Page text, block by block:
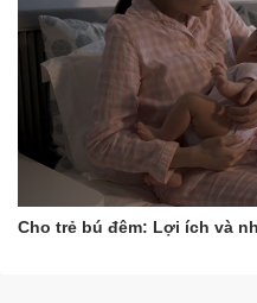
lau sạch phần thừa bằng gạc,
kia và lau bằng 1 miếng gạc,
bằng thuốc nhỏ mắt, đợi 15
- Để rửa tai cho bé: rửa ống
dùng một lượng nước muối
lỏng dư thừa bằng gạc, khăn
Cho trẻ bú đêm: Lợi ích và